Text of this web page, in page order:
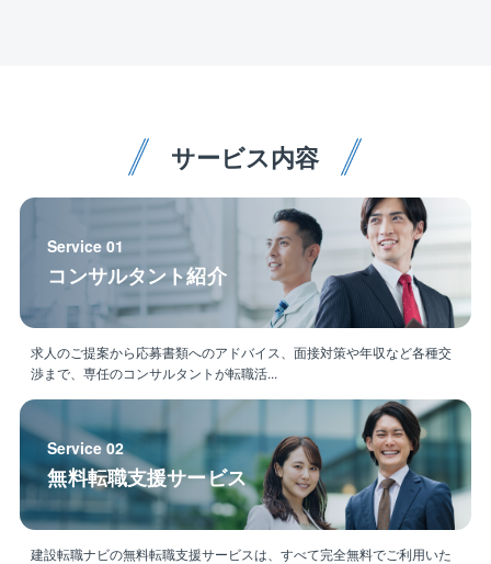
現場運営は基本お任せするスタンスで備品手配等も自
身の判断で進められます！
◎家庭・育児を優先できる環境
産休・育休取得実績あり。お子さんの急な発熱などに
よる家庭都合休OK！
子育てサポート・介護休暇・介護サポートも充実
◎1案件集中スタイルで「裁量」を持って働く
公共工事は並行案件なし。「元請け」の立場で現場運
営を基本お任せします。
◎やりがい
最短半年の長期案件が多く、自分が組んだ予定通りに
現場が完遂した時の達成感は格別
サービス内容
Service 01
コンサルタント紹介
求人のご提案から応募書類へのアドバイス、面接対策や年収など各種交
渉まで、専任のコンサルタントが転職活...
Service 02
無料転職支援サービス
建設転職ナビの無料転職支援サービスは、すべて完全無料でご利用いた